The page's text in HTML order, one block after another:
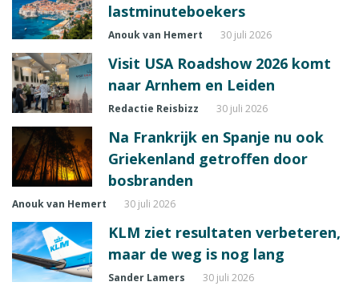
lastminuteboekers
Anouk van Hemert 30 juli 2026
Visit USA Roadshow 2026 komt
naar Arnhem en Leiden
Redactie Reisbizz 30 juli 2026
Na Frankrijk en Spanje nu ook
Griekenland getroffen door
bosbranden
Anouk van Hemert 30 juli 2026
KLM ziet resultaten verbeteren,
maar de weg is nog lang
Sander Lamers 30 juli 2026